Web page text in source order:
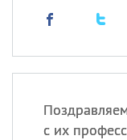
с их